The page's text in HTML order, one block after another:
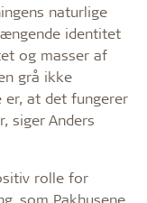
naturlige
identitet
og masser af
grå ikke
er, at det fungerer
siger Anders
rolle for
som Pakhusene